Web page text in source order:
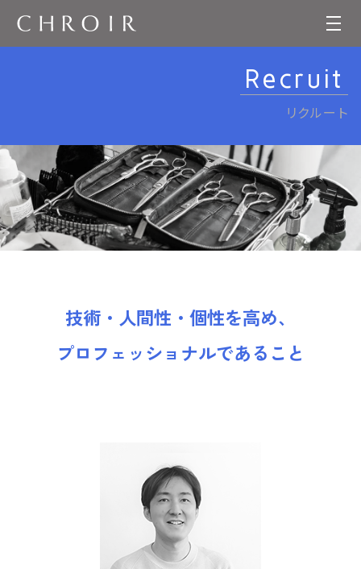
Recruit
リクルート
技術・人間性・個性を高め、
プロフェッショナルであること